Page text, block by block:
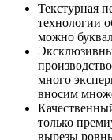
Текстурная
технологии
можно
много
вносим
только
вырезы